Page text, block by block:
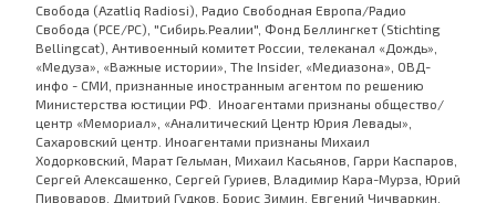
Свобода (Azatliq Radiosi), Радио Свободная Европа/Радио
Свобода (PCE/PC), "Сибирь.Реалии", Фонд Беллингкет (Stichting
Bellingcat), Антивоенный комитет России, телеканал «Дождь»,
«Медуза», «Важные истории», The Insider, «Медиазона», ОВД-
инфо - СМИ, признанные иностранным агентом по решению
Министерства юстиции РФ. Иноагентами признаны общество/
центр «Мемориал», «Аналитический Центр Юрия Левады»,
Сахаровский центр. Иноагентами признаны Михаил
Ходорковский, Марат Гельман, Михаил Касьянов, Гарри Каспаров,
Сергей Алексашенко, Сергей Гуриев, Владимир Кара-Мурза, Юрий
Пивоваров, Дмитрий Гудков, Борис Зимин, Евгений Чичваркин,